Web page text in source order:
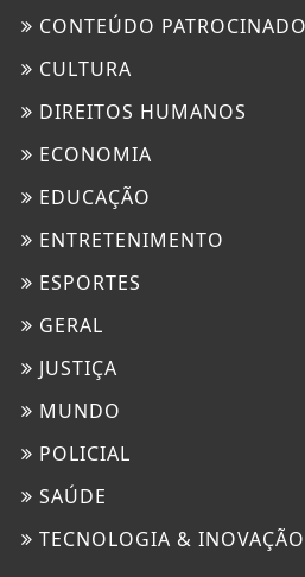
CONTEÚDO PATROCINADO
CULTURA
DIREITOS HUMANOS
ECONOMIA
EDUCAÇÃO
ENTRETENIMENTO
ESPORTES
GERAL
JUSTIÇA
MUNDO
POLICIAL
SAÚDE
TECNOLOGIA & INOVAÇÃO